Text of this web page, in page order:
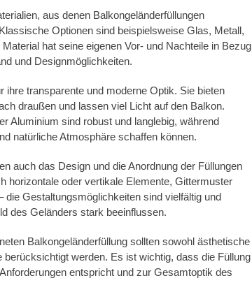
aus denen Balkongeländerfüllungen
Optionen sind beispielsweise Glas, Metall,
hat seine eigenen Vor- und Nachteile in Bezug
und Designmöglichkeiten.
ihre transparente und moderne Optik. Sie bieten
draußen und lassen viel Licht auf den Balkon.
Aluminium sind robust und langlebig, während
natürliche Atmosphäre schaffen können.
auch das Design und die Anordnung der Füllungen
horizontale oder vertikale Elemente, Gittermuster
die Gestaltungsmöglichkeiten sind vielfältig und
des Geländers stark beeinflussen.
Balkongeländerfüllung sollten sowohl ästhetische
werden. Es ist wichtig, dass die Füllung
entspricht und zur Gesamtoptik des